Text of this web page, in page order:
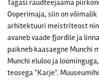
Tagasi raudteejaama
Ooperimaja, siin on
arhitektuuri meistriteost
avaneb vaade fjordile ja
paikneb kaasaegne Munchi
Munchi eluloo ja
teosega "Karje".